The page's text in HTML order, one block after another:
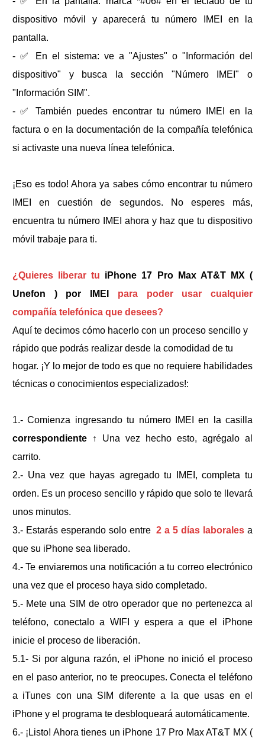
dispositivo móvil y aparecerá tu número IMEI en la
pantalla.
- ✅ En el sistema: ve a "Ajustes" o "Información del
dispositivo" y busca la sección "Número IMEI" o
"Información SIM".
- ✅ También puedes encontrar tu número IMEI en la
factura o en la documentación de la compañía telefónica
si activaste una nueva línea telefónica.
¡Eso es todo! Ahora ya sabes cómo encontrar tu número
IMEI en cuestión de segundos. No esperes más,
encuentra tu número IMEI ahora y haz que tu dispositivo
móvil trabaje para ti.
¿Quieres liberar tu iPhone 17 Pro Max AT&T MX (
Unefon ) por IMEI
para poder usar cualquier
compañía telefónica que desees?
Aquí te decimos cómo hacerlo con un proceso sencillo y
rápido que podrás realizar desde la comodidad de tu
hogar. ¡Y lo mejor de todo es que no requiere habilidades
técnicas o conocimientos especializados!:
1.- Comienza ingresando tu número IMEI en la casilla
correspondiente ↑ Una vez hecho esto, agrégalo al
carrito.
2.- Una vez que hayas agregado tu IMEI, completa tu
orden. Es un proceso sencillo y rápido que solo te llevará
unos minutos.
3.- Estarás esperando solo entre 2 a 5 días laboralesa
que su iPhone sea liberado.
4.- Te enviaremos una notificación a tu correo electrónico
una vez que el proceso haya sido completado.
5.- Mete una SIM de otro operador que no pertenezca al
teléfono, conectalo a WIFI y espera a que el iPhone
inicie el proceso de liberación.
5.1- Si por alguna razón, el iPhone no inició el proceso
en el paso anterior, no te preocupes. Conecta el teléfono
a iTunes con una SIM diferente a la que usas en el
iPhone y el programa te desbloqueará automáticamente.
6.- ¡Listo! Ahora tienes un iPhone 17 Pro Max AT&T MX (